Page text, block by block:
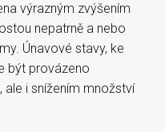
výrazným zvýšením
nepatrně a nebo
Únavové stavy, ke
být provázeno
i snížením množství